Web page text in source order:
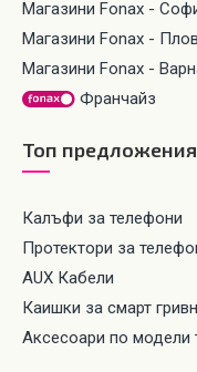
Магазини Fonax -
Магазини Fonax -
Магазини Fonax -
Франчайз
Топ
Калъфи за телефони
Протектори за
AUX Кабели
Каишки за смарт
Аксесоари по модели